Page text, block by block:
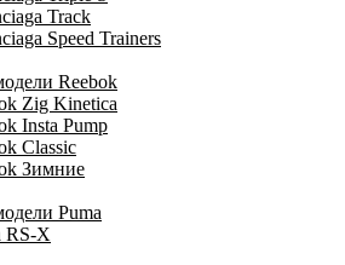
Track
Speed Trainers
Reebok
Zig Kinetica
Insta Pump
Classic
Зимние
Puma
RS-X